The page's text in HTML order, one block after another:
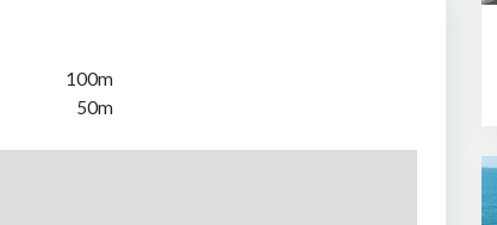
100m
50m